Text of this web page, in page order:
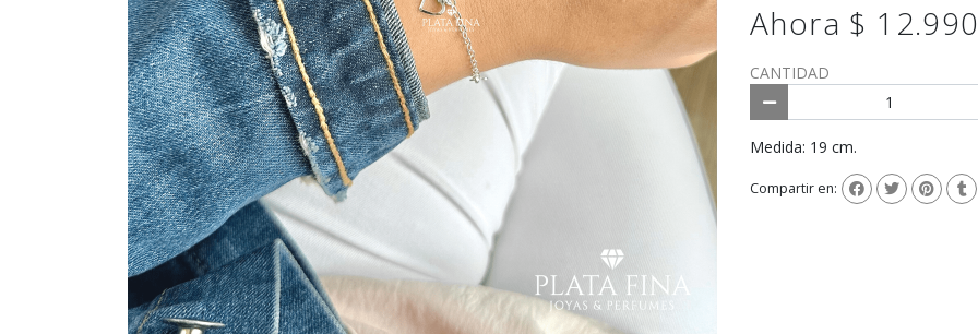
Ahora $ 12.990
CANTIDAD
Medida: 19 cm.
Compartir en: